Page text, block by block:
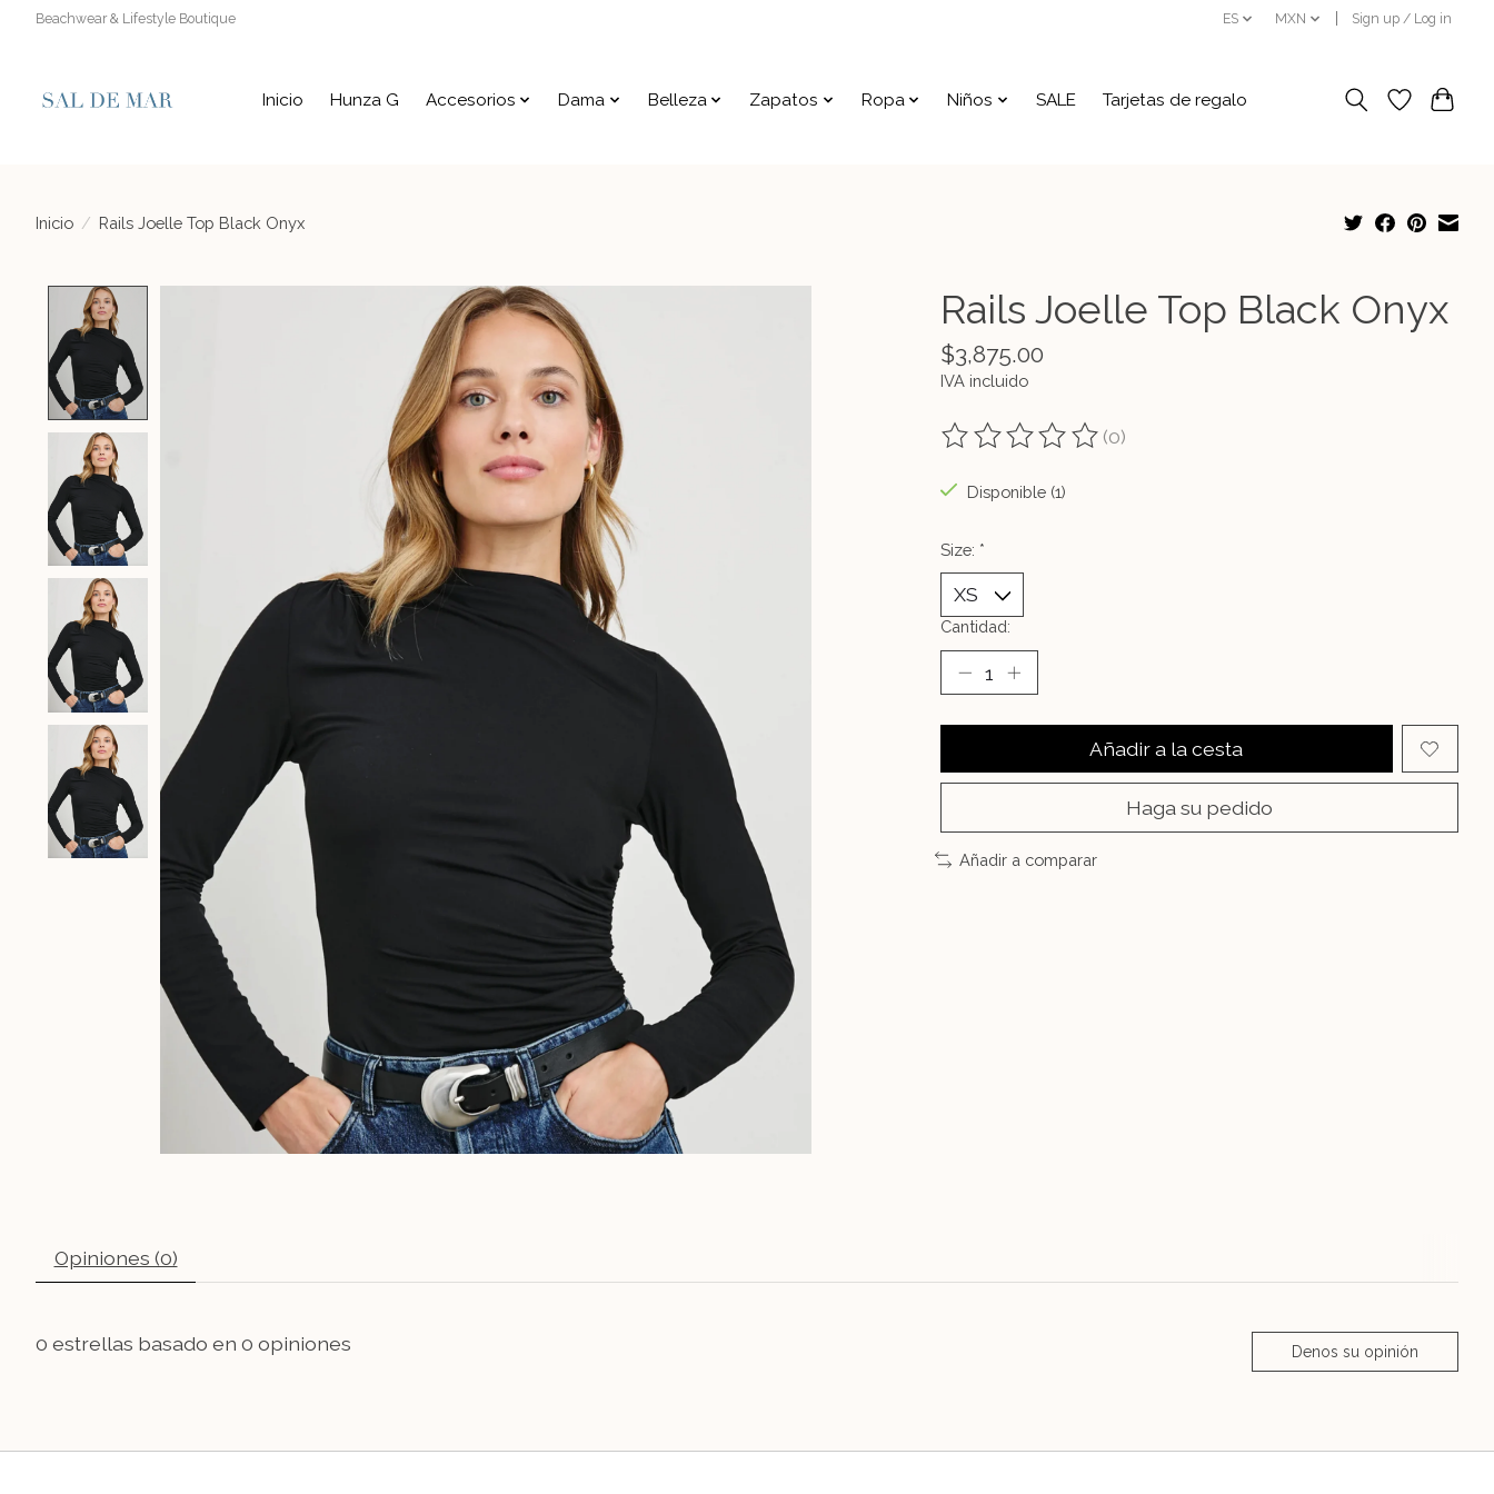
Beachwear & Lifestyle Boutique ES MXN Sign up / Log in
Inicio Hunza G Accesorios Dama Belleza Zapatos Ropa Niños SALE Tarjetas de regalo
Inicio / Rails Joelle Top Black Onyx
Product image slideshow Items Rails Joelle Top Black Onyx
$3,875.00
IVA incluido
The rating of this product is
(0)
Disponible (1)
Size: *
Cantidad:
Añadir a la cesta
Haga su pedido
Añadir a comparar
Opiniones (0)
0 estrellas basado en 0 opiniones Denos su opinión